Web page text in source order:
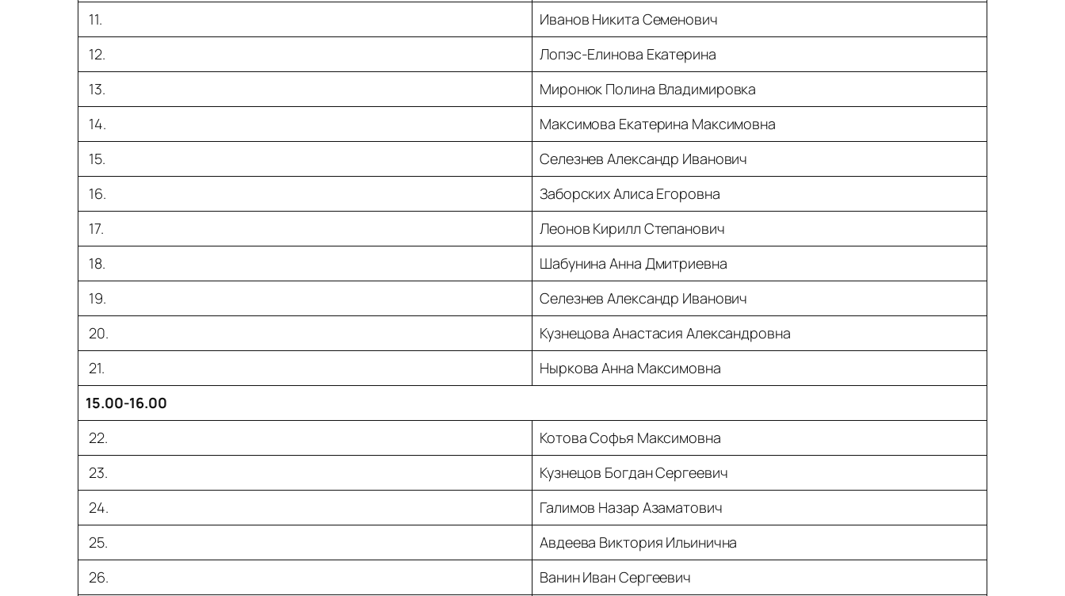
11.
Иванов Никита Семенович
12.
Лопэс-Елинова Екатерина
13.
Миронюк Полина Владимировка
14.
Максимова Екатерина Максимовна
15.
Селезнев Александр Иванович
16.
Заборских Алиса Егоровна
17.
Леонов Кирилл Степанович
18.
Шабунина Анна Дмитриевна
19.
Селезнев Александр Иванович
20.
Кузнецова Анастасия Александровна
21.
Ныркова Анна Максимовна
15.00-16.00
22.
Котова Софья Максимовна
23.
Кузнецов Богдан Сергеевич
24.
Галимов Назар Азаматович
25.
Авдеева Виктория Ильинична
26.
Ванин Иван Сергеевич